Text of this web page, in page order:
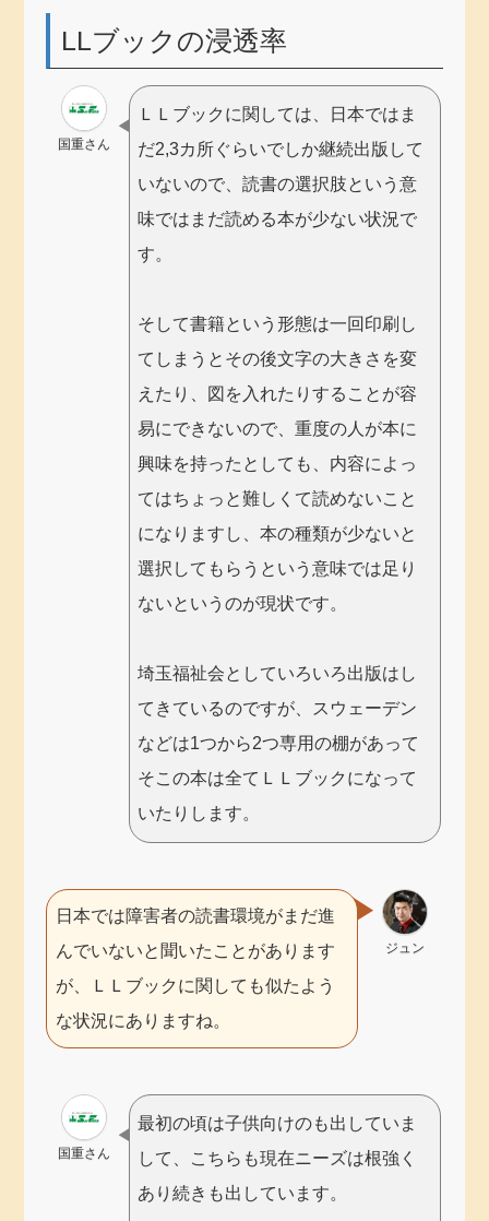
LLブックの浸透率
国重さん
ＬＬブックに関しては、日本ではま
だ2,3カ所ぐらいでしか継続出版して
いないので、読書の選択肢という意
味ではまだ読める本が少ない状況で
す。
そして書籍という形態は一回印刷し
てしまうとその後文字の大きさを変
えたり、図を入れたりすることが容
易にできないので、重度の人が本に
興味を持ったとしても、内容によっ
てはちょっと難しくて読めないこと
になりますし、本の種類が少ないと
選択してもらうという意味では足り
ないというのが現状です。
埼玉福祉会としていろいろ出版はし
てきているのですが、スウェーデン
などは1つから2つ専用の棚があって
そこの本は全てＬＬブックになって
いたりします。
ジュン
日本では障害者の読書環境がまだ進
んでいないと聞いたことがあります
が、ＬＬブックに関しても似たよう
な状況にありますね。
国重さん
最初の頃は子供向けのも出していま
して、こちらも現在ニーズは根強く
あり続きも出しています。